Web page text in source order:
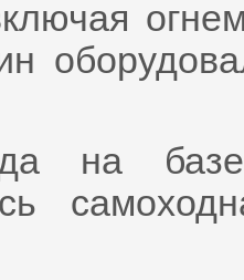
на базе